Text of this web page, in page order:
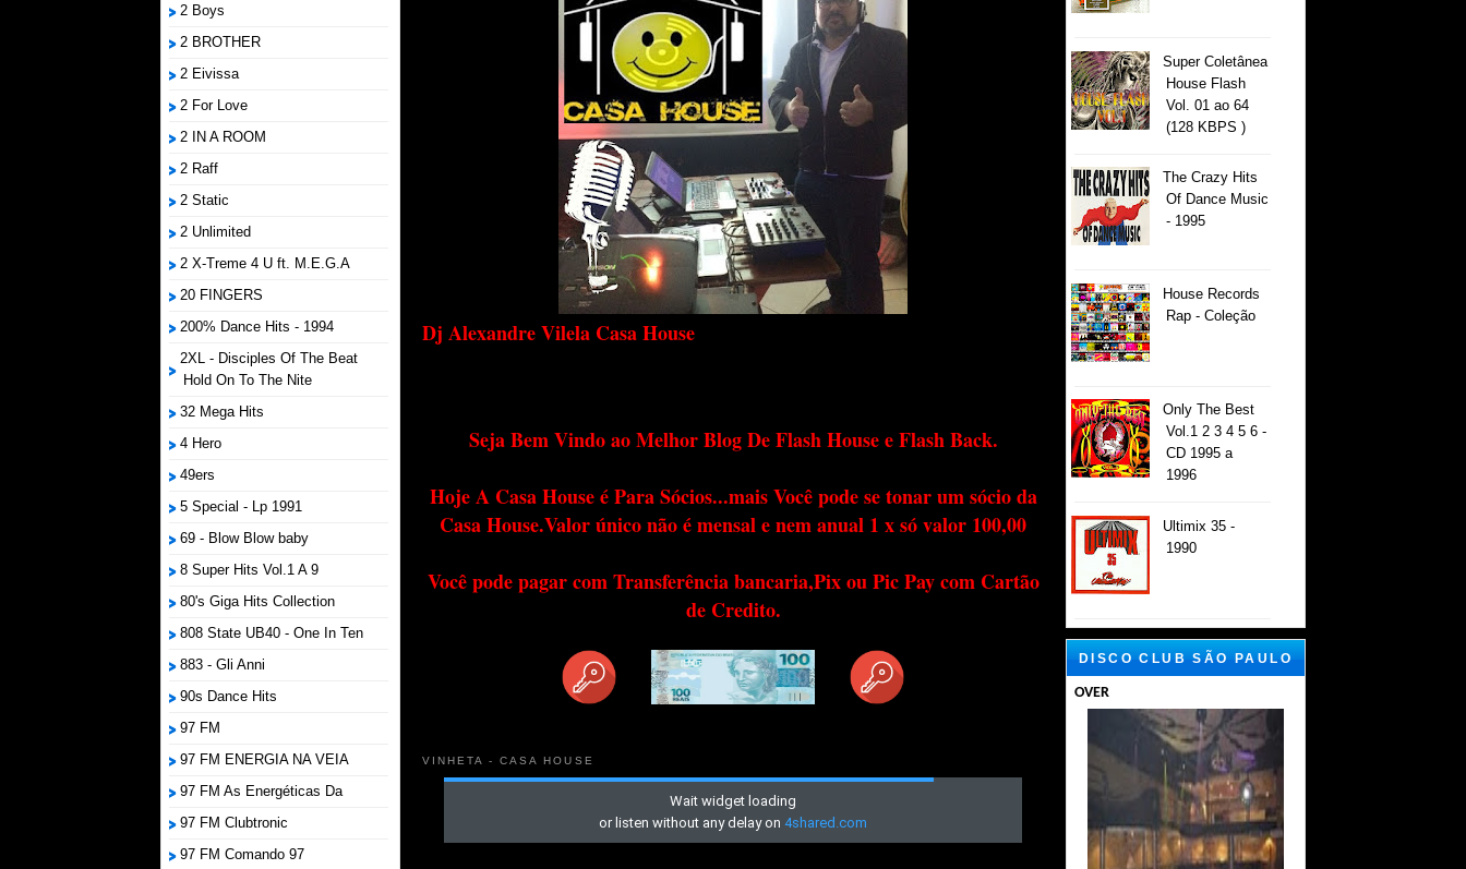
2 Boys
2 BROTHER
2 Eivissa
2 For Love
2 IN A ROOM
2 Raff
2 Static
2 Unlimited
2 X-Treme 4 U ft. M.E.G.A
20 FINGERS
200% Dance Hits - 1994
2XL - Disciples Of The Beat
Hold On To The Nite
32 Mega Hits
4 Hero
49ers
5 Special - Lp 1991
69 - Blow Blow baby
8 Super Hits Vol.1 A 9
80's Giga Hits Collection
808 State UB40 - One In Ten
883 - Gli Anni
90s Dance Hits
97 FM
97 FM ENERGIA NA VEIA
97 FM As Energéticas Da
97 FM Clubtronic
97 FM Comando 97
Dj Alexandre Vilela Casa House
Seja Bem Vindo ao Melhor Blog De Flash House e Flash Back.
Hoje A Casa House é Para Sócios...mais Você pode se tonar um sócio da
Casa House.Valor único não é mensal e nem anual 1 x só valor 100,00
Você pode pagar com Transferência bancaria,Pix ou Pic Pay com Cartão
de Credito.
VINHETA - CASA HOUSE
Super Coletânea
House Flash
Vol. 01 ao 64
(128 KBPS )
The Crazy Hits
Of Dance Music
- 1995
House Records
Rap - Coleção
Only The Best
Vol.1 2 3 4 5 6 -
CD 1995 a
1996
Ultimix 35 -
1990
DISCO CLUB SÃO PAULO
OVER